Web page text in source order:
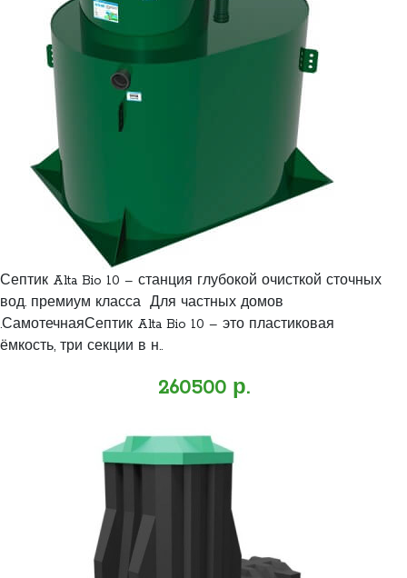
Септик Alta Bio 10 – станция глубокой очисткой сточных
вод. премиум класса Для частных домов
.СамотечнаяСептик Alta Bio 10 – это пластиковая
ёмкость, три секции в н..
260500 р.